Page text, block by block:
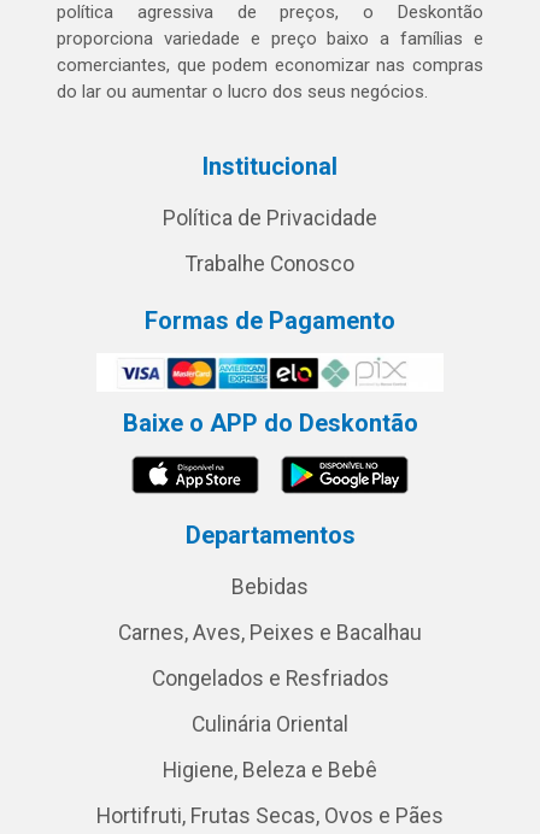
política agressiva de preços, o Deskontão
proporciona variedade e preço baixo a famílias e
comerciantes, que podem economizar nas compras
do lar ou aumentar o lucro dos seus negócios.
Institucional
Política de Privacidade
Trabalhe Conosco
Formas de Pagamento
Baixe o APP do Deskontão
Departamentos
Bebidas
Carnes, Aves, Peixes e Bacalhau
Congelados e Resfriados
Culinária Oriental
Higiene, Beleza e Bebê
Hortifruti, Frutas Secas, Ovos e Pães